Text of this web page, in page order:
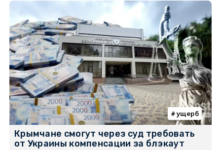
ущерб
Крымчане смогут через суд требовать
от Украины компенсации за блэкаут